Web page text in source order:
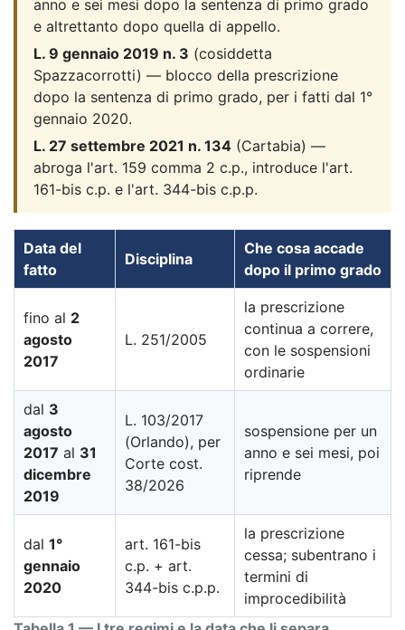
anno e sei mesi dopo la sentenza di primo grado
e altrettanto dopo quella di appello.
L. 9 gennaio 2019 n. 3 (cosiddetta
Spazzacorrotti) — blocco della prescrizione
dopo la sentenza di primo grado, per i fatti dal 1°
gennaio 2020.
L. 27 settembre 2021 n. 134 (Cartabia) —
abroga l'art. 159 comma 2 c.p., introduce l'art.
161-bis c.p. e l'art. 344-bis c.p.p.
Data del
fatto
Disciplina
Che cosa accade
dopo il primo grado
fino al 2
agosto
2017
L. 251/2005
la prescrizione
continua a correre,
con le sospensioni
ordinarie
dal 3
agosto
2017 al 31
dicembre
2019
L. 103/2017
(Orlando), per
Corte cost.
38/2026
sospensione per un
anno e sei mesi, poi
riprende
dal 1°
gennaio
2020
art. 161-bis
c.p. + art.
344-bis c.p.p.
la prescrizione
cessa; subentrano i
termini di
improcedibilità